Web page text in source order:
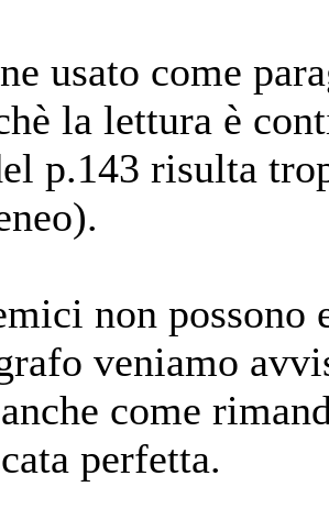
usato come
la lettura è
p.143 risulta
non possono
veniamo
come
perfetta.